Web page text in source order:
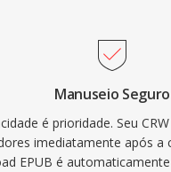
Manuseio Seguro
é prioridade. Seu
imediatamente após a
EPUB é